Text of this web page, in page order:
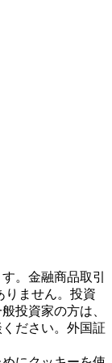
。金融商品取引
りません。投資
投資家の方は、
ださい。外国証